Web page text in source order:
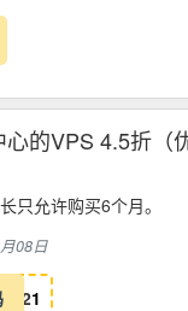
的VPS 4.5折（
只允许购买6个月。
08日
21